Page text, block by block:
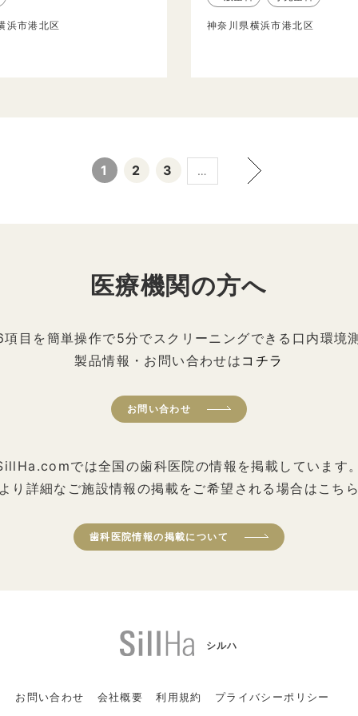
浜市港北区 神奈川県横浜市港北区
1 2 3 …
医療機関の方へ
目を簡単操作で5分でスクリーニングできる口内環境
製品情報・お問い合わせは コチラ
お問い合わせ
では全国の歯科医院の情報を掲載しています
り詳細なご施設情報の掲載をご希望される場合はこち
歯科医院情報の掲載について
シルハ
お問い合わせ 会社概要 利用規約 プライバシーポリシー